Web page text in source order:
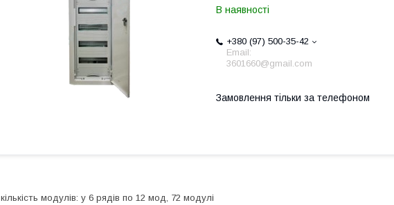
В наявності
+380 (97) 500-35-42
Email:
3601660@gmail.com
Замовлення тільки за телефоном
кількість модулів: у 6 рядів по 12 мод, 72 модулі